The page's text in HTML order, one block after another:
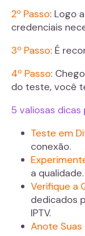
2º Passo: Logo
credenciais
3º Passo: É
4º Passo:
do teste, você
5 valiosas
Teste em
conexão.
a qualidade.
Verifique a
dedicados
IPTV.
Anote